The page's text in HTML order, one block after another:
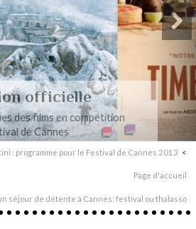
officielle
des films en compétition
de Cannes
: programme pour le Festival de Cannes 2013
Page d'accueil
séjour de détente à Cannes: festival ou thalasso